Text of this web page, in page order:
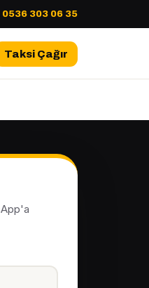
0536 303 06 35
Taksi Çağır